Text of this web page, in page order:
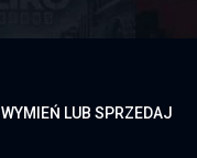
WYMIEŃ LUB SPRZEDAJ